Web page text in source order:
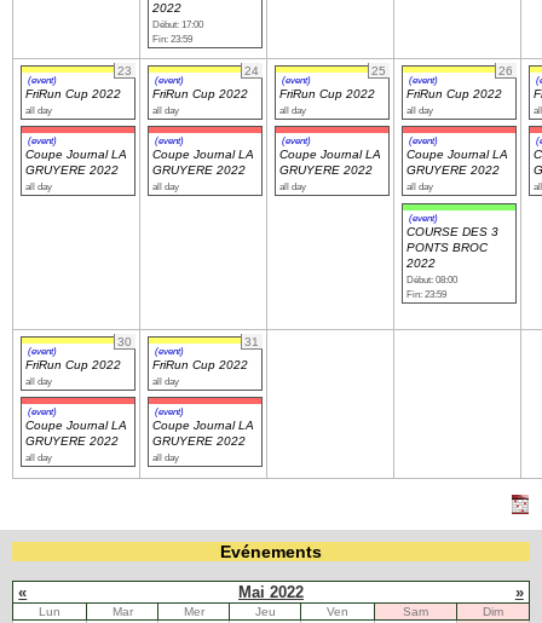
2022
Début: 17:00
Fin: 23:59
23
(event)
FriRun Cup 2022
all day
(event)
Coupe Journal LA
GRUYERE 2022
all day
24
(event)
FriRun Cup 2022
all day
(event)
Coupe Journal LA
GRUYERE 2022
all day
25
(event)
FriRun Cup 2022
all day
(event)
Coupe Journal LA
GRUYERE 2022
all day
26
(event)
FriRun Cup 2022
all day
(event)
Coupe Journal LA
GRUYERE 2022
all day
(event)
COURSE DES 3
PONTS BROC
2022
Début: 08:00
Fin: 23:59
30
(event)
FriRun Cup 2022
all day
(event)
Coupe Journal LA
GRUYERE 2022
all day
31
(event)
FriRun Cup 2022
all day
(event)
Coupe Journal LA
GRUYERE 2022
all day
Evénements
« Mai 2022 »
Lun Mar Mer Jeu Ven Sam
Dim